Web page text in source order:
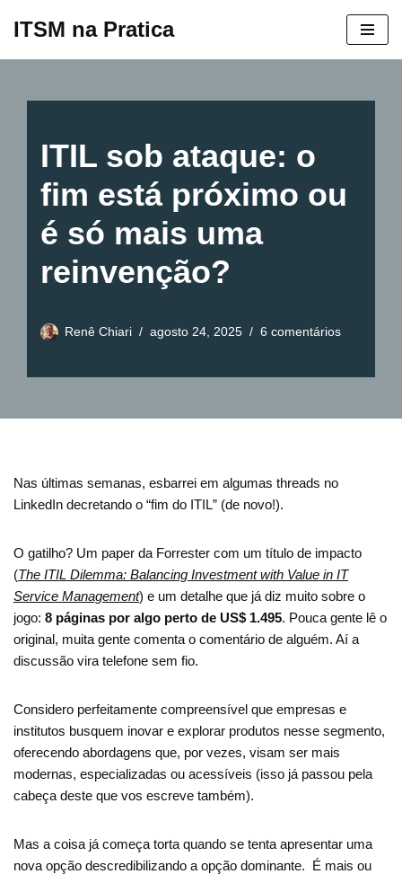
ITSM na Pratica
ITIL sob ataque: o
fim está próximo ou
é só mais uma
reinvenção?
Renê Chiari agosto 24, 2025 6 comentários
Nas últimas semanas, esbarrei em algumas threads no
LinkedIn decretando o “fim do ITIL” (de novo!).
O gatilho? Um paper da Forrester com um título de impacto
(The ITIL Dilemma: Balancing Investment with Value in IT
Service Management) e um detalhe que já diz muito sobre o
jogo: 8 páginas por algo perto de US$ 1.495. Pouca gente lê o
original, muita gente comenta o comentário de alguém. Aí a
discussão vira telefone sem fio.
Considero perfeitamente compreensível que empresas e
institutos busquem inovar e explorar produtos nesse segmento,
oferecendo abordagens que, por vezes, visam ser mais
modernas, especializadas ou acessíveis (isso já passou pela
cabeça deste que vos escreve também).
Mas a coisa já começa torta quando se tenta apresentar uma
nova opção descredibilizando a opção dominante. É mais ou